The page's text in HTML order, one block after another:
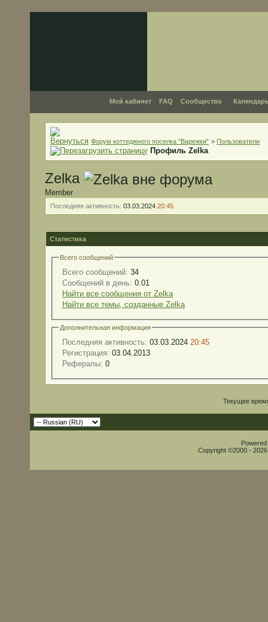
Мой кабинет FAQ Сообщество
Форум коттеджного поселка "Варежки" > Пользователи
Профиль Zelka
Zelka
Member
Последняя активность: 03.03.2024 20:45
Статистика
Всего сообщений
Всего сообщений: 34
Сообщений в день: 0.01
Найти все сообщения от Zelka
Найти все темы, созданные Zelka
Дополнительная информация
Последняя активность: 03.03.2024 20:45
Регистрация: 03.04.2013
Рефералы: 0
Текущее
Copyright ©2000 -